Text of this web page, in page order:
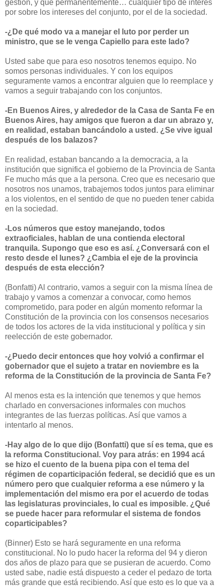
gestión, y que permanentemente… cualquier tipo de interés
por sobre los intereses del conjunto, por el de la sociedad.
-¿De qué modo va a manejar el luto por perder un
ministro, que se le venga Capiello para este lado?
Usted sabe que para eso nosotros tenemos equipo. No
somos personas individuales. Y con los equipos
seguramente vamos a encontrar alguien que lo reemplace y
vamos a seguir trabajando con los conjuntos.
-En Buenos Aires, y alrededor de la Casa de Santa Fe en
Buenos Aires, hay amigos que fueron a dar un abrazo y,
en realidad, estaban bancándolo a usted. ¿Se vive igual
después de los balazos?
En realidad, estaban bancando a la democracia, a la
institución que significa el gobierno de la Provincia de Santa
Fe mucho más que a la persona. Creo que es necesario que
nosotros nos unamos, trabajemos todos juntos para eliminar
a los violentos, en el sentido de que no pueden tener cabida
en la sociedad.
-Los números que estoy manejando, todos
extraoficiales, hablan de una contienda electoral
tranquila. Supongo que eso es así. ¿Conversará con el
resto desde el lunes? ¿Cambia el eje de la provincia
después de esta elección?
(Bonfatti) Al contrario, vamos a seguir con la misma línea de
trabajo y vamos a comenzar a convocar, como hemos
comprometido, para poder en algún momento reformar la
Constitución de la provincia con los consensos necesarios
de todos los actores de la vida institucional y política y sin
reelección de este gobernador.
-¿Puedo decir entonces que hoy volvió a confirmar el
gobernador que el sujeto a tratar en noviembre es la
reforma de la Constitución de la provincia de Santa Fe?
Al menos esta es la intención que tenemos y que hemos
charlado en conversaciones informales con muchos
integrantes de las fuerzas políticas. Así que vamos a
intentarlo al menos.
-Hay algo de lo que dijo (Bonfatti) que sí es tema, que es
la reforma Constitucional. Voy para atrás: en 1994 acá
se hizo el cuento de la buena pipa con el tema del
régimen de coparticipación federal, se decidió que es un
número pero que cualquier reforma a ese número y la
implementación del mismo era por el acuerdo de todas
las legislaturas provinciales, lo cual es imposible. ¿Qué
se puede hacer para reformular el sistema de fondos
coparticipables?
(Binner) Esto se hará seguramente en una reforma
constitucional. No lo pudo hacer la reforma del 94 y dieron
dos años de plazo para que se pusieran de acuerdo. Como
usted sabe, nadie está dispuesto a ceder el pedazo de torta
más grande que está recibiendo. Así que esto es lo que va a